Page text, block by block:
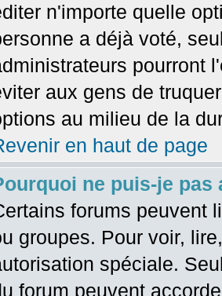
n'importe quelle
a déjà voté,
pourront
aux gens de
au milieu de la
en haut de page
ne puis-je pas
forums peuvent
groupes. Pour voir,
spéciale.
forum peuvent